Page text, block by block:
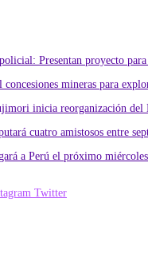
Presentan proyecto
mineras para
inicia reorganización
cuatro amistosos entre
a Perú el próximo
Twitter